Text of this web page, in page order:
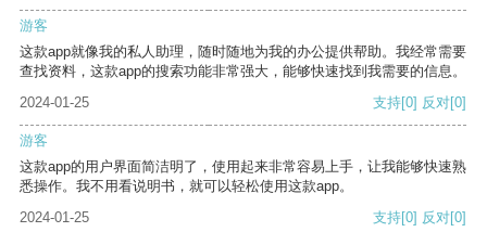
游客
这款app就像我的私人助理，随时随地为我的办公提供帮助。我经常需要
查找资料，这款app的搜索功能非常强大，能够快速找到我需要的信息。
2024-01-25
支持[0] 反对[0]
游客
这款app的用户界面简洁明了，使用起来非常容易上手，让我能够快速熟
悉操作。我不用看说明书，就可以轻松使用这款app。
2024-01-25
支持[0] 反对[0]